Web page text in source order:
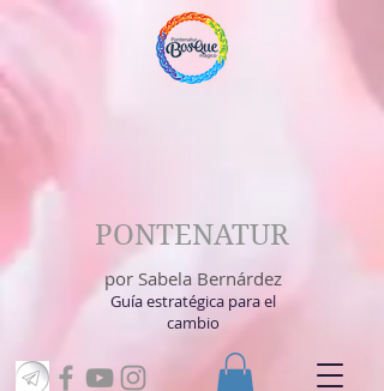
PONTENATUR
por Sabela Bernárdez
Guía estratégica para el
cambio